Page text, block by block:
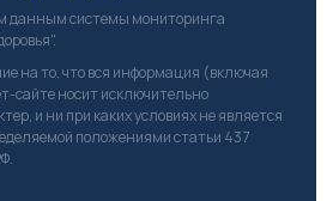
данным системы мониторинга
на то, что вся информация (включая
сайте носит исключительно
и ни при каких условиях не является
положениями статьи 437